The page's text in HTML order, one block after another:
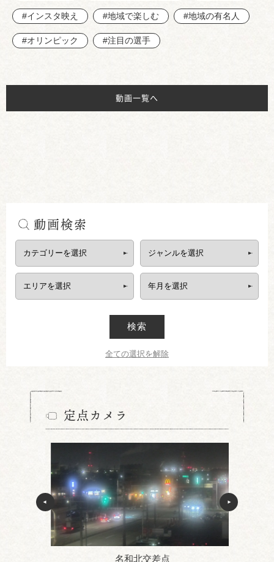
#インスタ映え #地域で楽しむ #地域の有名人
#オリンピック #注目の選手
動画一覧へ
動画検索
検索
全ての選択を解除
定点カメラ
名和北交差点